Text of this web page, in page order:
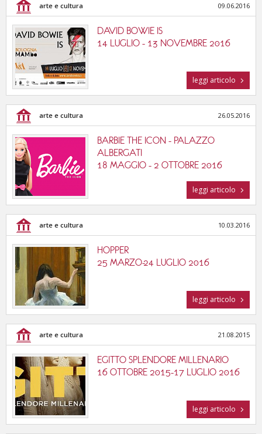
arte e cultura 09.06.2016
DAVID BOWIE IS
14 LUGLIO - 13 NOVEMBRE 2016
leggi articolo
arte e cultura 26.05.2016
BARBIE THE ICON - PALAZZO
ALBERGATI
18 MAGGIO - 2 OTTOBRE 2016
leggi articolo
arte e cultura 10.03.2016
HOPPER
25 MARZO-24 LUGLIO 2016
leggi articolo
arte e cultura 21.08.2015
EGITTO SPLENDORE MILLENARIO
16 OTTOBRE 2015-17 LUGLIO 2016
leggi articolo